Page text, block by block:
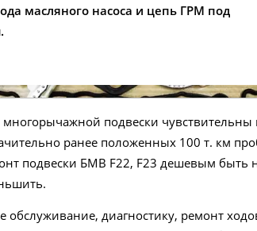
масляного насоса и цепь ГРМ под
подвески
ранее положенных 100 т. км
подвески БМВ F22, F23 дешевым быть
обслуживание, диагностику, ремонт